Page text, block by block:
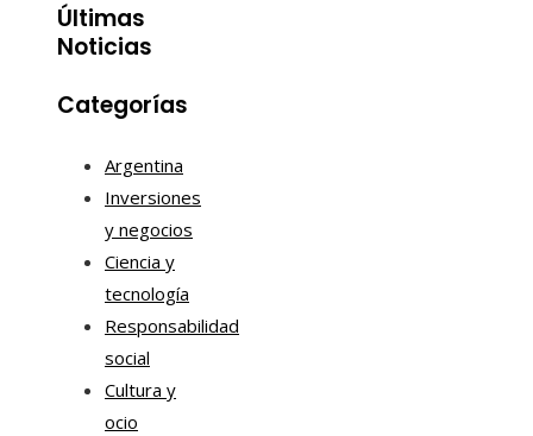
Últimas
Noticias
Categorías
Argentina
Inversiones
y negocios
Ciencia y
tecnología
Responsabilidad
social
Cultura y
ocio